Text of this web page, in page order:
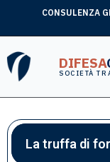
CONSULENZA
DIFESA
SOCIETÀ
La truffa di